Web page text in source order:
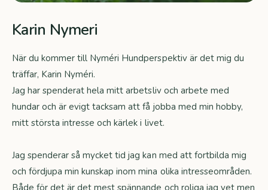
Karin Nymeri
När du kommer till Nyméri Hundperspektiv är det mig du
träffar, Karin Nyméri.
Jag har spenderat hela mitt arbetsliv och arbete med
hundar och är evigt tacksam att få jobba med min hobby,
mitt största intresse och kärlek i livet.
Jag spenderar så mycket tid jag kan med att fortbilda mig
och fördjupa min kunskap inom mina olika intresseområden.